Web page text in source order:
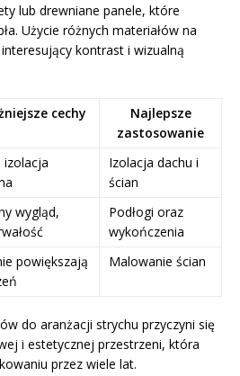
lub drewniane panele, które
Użycie różnych materiałów na
kontrast i wizualną
cechy
Najlepsze
zastosowanie
izolacja
Izolacja dachu i
ścian
wygląd,
Podłogi oraz
wykończenia
powiększają
Malowanie ścian
do aranżacji strychu przyczyni się
i estetycznej przestrzeni, która
przez wiele lat.